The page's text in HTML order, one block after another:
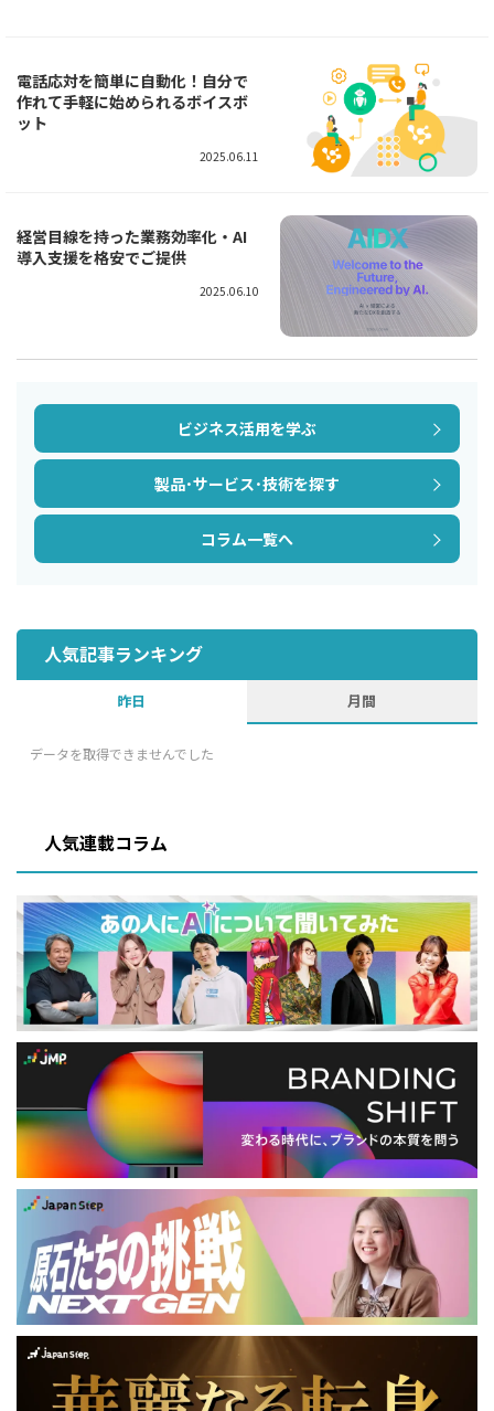
電話応対を簡単に自動化！自分で
作れて手軽に始められるボイスボ
ット
2025.06.11
経営目線を持った業務効率化・AI
導入支援を格安でご提供
2025.06.10
ビジネス活用を学ぶ
製品･サービス･技術を探す
コラム一覧へ
人気記事ランキング
昨日 月間
データを取得できませんでした
人気連載コラム